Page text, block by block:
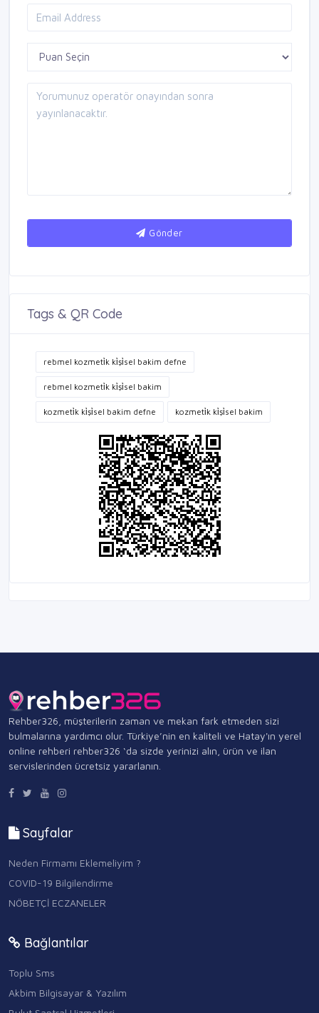
Gönder
Tags & QR Code
rebmel kozmeti̇k ki̇şi̇sel bakim defne
rebmel kozmeti̇k ki̇şi̇sel bakim
kozmeti̇k ki̇şi̇sel bakim defne kozmeti̇k ki̇şi̇sel bakim
Rehber326, müşterilerin zaman ve mekan fark etmeden sizi
bulmalarına yardımcı olur. Türkiye’nin en kaliteli ve Hatay'ın yerel
online rehberi rehber326 ‘da sizde yerinizi alın, ürün ve ilan
servislerinden ücretsiz yararlanın.
Sayfalar
Neden Firmamı Eklemeliyim ?
COVID-19 Bilgilendirme
NÖBETÇİ ECZANELER
Bağlantılar
Toplu Sms
Akbim Bilgisayar & Yazılım